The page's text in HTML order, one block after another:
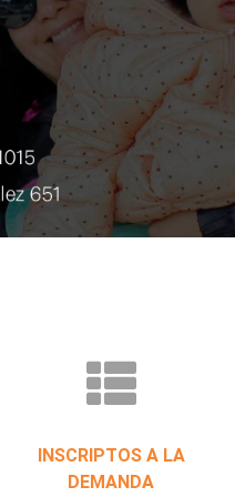
INSCRIPTOS A LA
DEMANDA